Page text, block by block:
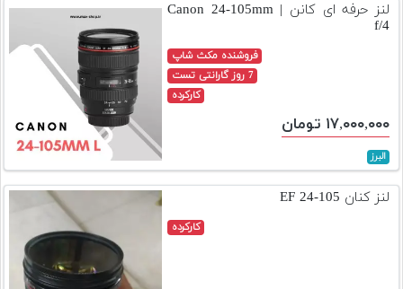
دوم
دوربین
و
تجهیزات
مکث
لنز حرفه ای کانن | Canon 24-105mm
f/4
فروشنده مکث شاپ
7 روز گارانتی تست
کارکرده
۱۷,۰۰۰,۰۰۰ تومان
البرز
لنز کنان EF 24-105
کارکرده